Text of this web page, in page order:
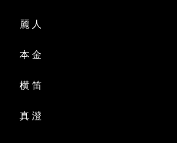
麗人
本金
横笛
真澄